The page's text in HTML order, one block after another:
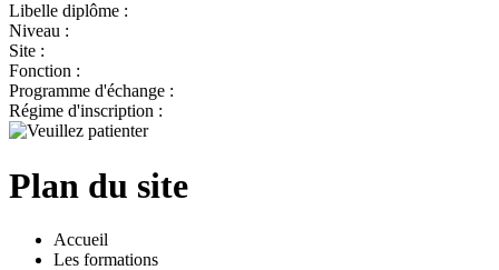
Libelle diplôme :
Niveau :
Site :
Fonction :
Programme d'échange :
Régime d'inscription :
Plan du site
Accueil
Les formations